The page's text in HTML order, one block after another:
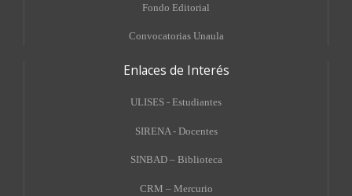
Fondo Editorial
Convocatorias Unaula
Enlaces de Interés
ULISES - Estudiantes
SIRENA - Docentes
SINBAD – Biblioteca
CRM – Mercurio